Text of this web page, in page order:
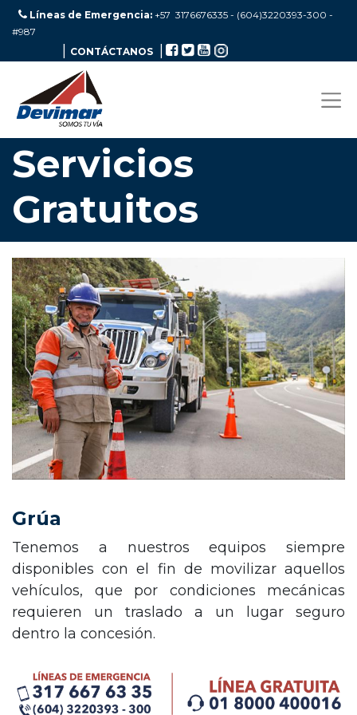
Líneas de Emergencia: +57 3176676335 - (604)3220393-300 -
#987
CONTÁCTANOS
Servicios
Gratuitos
Grúa
Tenemos a nuestros equipos siempre
disponibles con el fin de movilizar aquellos
vehículos, que por condiciones mecánicas
requieren un traslado a un lugar seguro
dentro la concesión.